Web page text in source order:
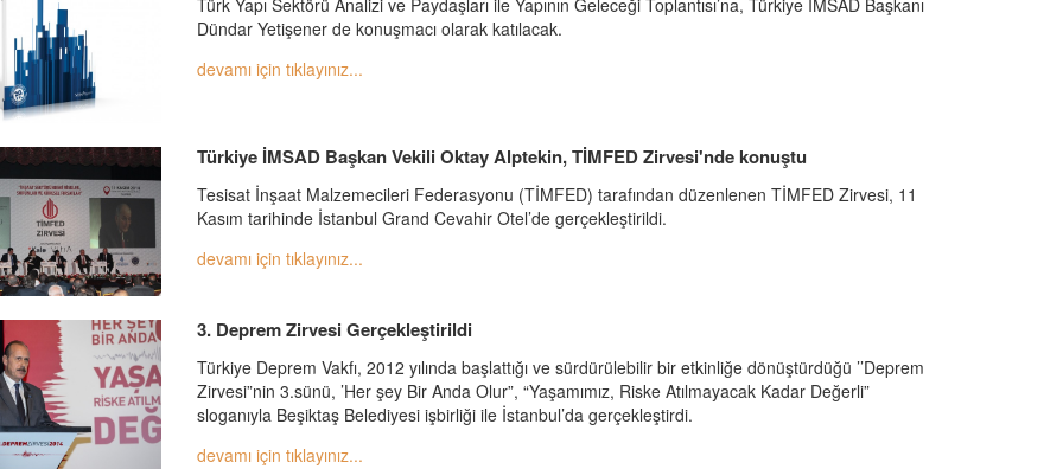
Dündar Yetişener de konuşmacı olarak katılacak.
devamı için tıklayınız...
Türkiye İMSAD Başkan Vekili Oktay Alptekin, TİMFED Zirvesi'nde konuştu
Tesisat İnşaat Malzemecileri Federasyonu (TİMFED) tarafından düzenlenen TİMFED Zirvesi, 11
Kasım tarihinde İstanbul Grand Cevahir Otel’de gerçekleştirildi.
devamı için tıklayınız...
3. Deprem Zirvesi Gerçekleştirildi
Türkiye Deprem Vakfı, 2012 yılında başlattığı ve sürdürülebilir bir etkinliğe dönüştürdüğü ’’Deprem
Zirvesi”nin 3.sünü, ’Her şey Bir Anda Olur”, “Yaşamımız, Riske Atılmayacak Kadar Değerli”
sloganıyla Beşiktaş Belediyesi işbirliği ile İstanbul’da gerçekleştirdi.
devamı için tıklayınız...